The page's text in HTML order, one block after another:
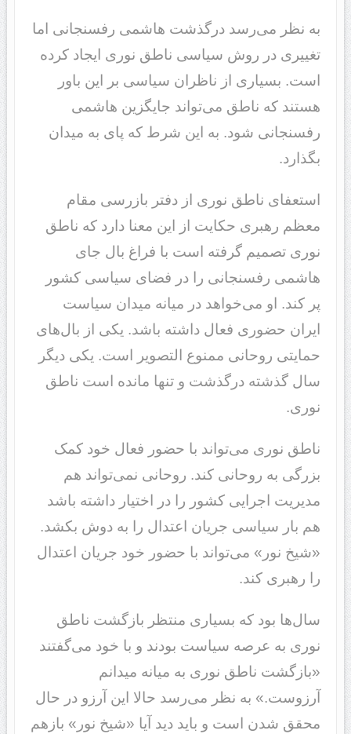
به نظر می‌رسد درگذشت هاشمی رفسنجانی اما
تغییری در روش سیاسی ناطق نوری ایجاد کرده
است. بسیاری از ناظران سیاسی بر این باور
هستند که ناطق می‌تواند جایگزین هاشمی
رفسنجانی شود. به این شرط که پای به میدان
بگذارد.
استعفای ناطق نوری از دفتر بازرسی مقام
معظم رهبری حکایت از این معنا دارد که ناطق
نوری تصمیم گرفته است با فراغ بال جای
هاشمی رفسنجانی را در فضای سیاسی کشور
پر کند. او می‌خواهد در میانه میدان سیاست
ایران حضوری فعال داشته باشد. یکی از بال‌های
حمایتی روحانی ممنوع التصویر است. یکی دیگر
سال گذشته درگذشت و تنها مانده است ناطق
نوری.
ناطق نوری می‌تواند با حضور فعال خود کمک
بزرگی به روحانی کند. روحانی نمی‌تواند هم
مدیریت اجرایی کشور را در اختیار داشته باشد
هم بار سیاسی جریان اعتدال را به دوش بکشد.
«شیخ نور» می‌تواند با حضور خود جریان اعتدال
را رهبری کند.
سال‌ها بود که بسیاری منتظر بازگشت ناطق
نوری به عرصه سیاست بودند و با خود می‌گفتند
«بازگشت ناطق نوری به میانه میدانم
آرزوست.» به نظر می‌رسد حالا این آرزو در حال
محقق شدن است و باید دید آیا «شیخ نور» بازهم